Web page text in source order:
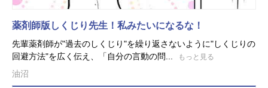
薬剤師版しくじり先生！私みたいになるな！
先輩薬剤師が"過去のしくじり"を繰り返さないように"しくじりの
回避方法"を広く伝え、「自分の言動の問...
もっと見る
油沼